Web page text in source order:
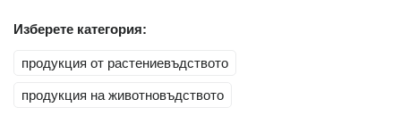
Изберете категория:
продукция от растениевъдството
продукция на животновъдството